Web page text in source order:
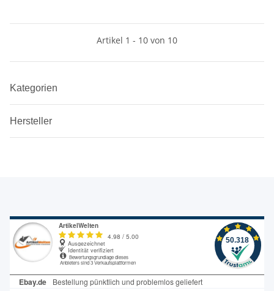
Artikel 1 - 10 von 10
Kategorien
Hersteller